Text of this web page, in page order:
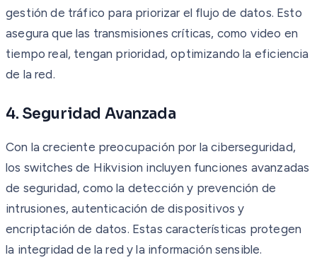
gestión de tráfico para priorizar el flujo de datos. Esto
asegura que las transmisiones críticas, como video en
tiempo real, tengan prioridad, optimizando la eficiencia
de la red.
4. Seguridad Avanzada
Con la creciente preocupación por la ciberseguridad,
los switches de Hikvision incluyen funciones avanzadas
de seguridad, como la detección y prevención de
intrusiones, autenticación de dispositivos y
encriptación de datos. Estas características protegen
la integridad de la red y la información sensible.